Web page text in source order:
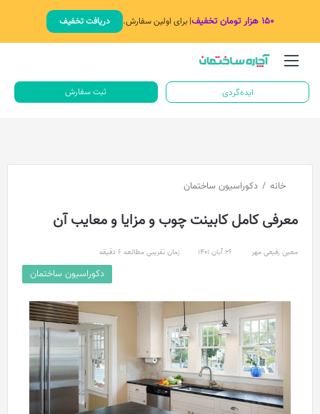
۱۵۰ هزار تومان تخفیف | برای اولین سفارش. دریافت تخفیف
ایده‌گردی ثبت سفارش
خانه / دکوراسیون ساختمان
معرفی کامل کابینت چوب و مزایا و معایب آن
معین رفیعی مهر 26 آبان 1401 زمان تقریبی مطالعه 6 دقیقه
دکوراسیون ساختمان